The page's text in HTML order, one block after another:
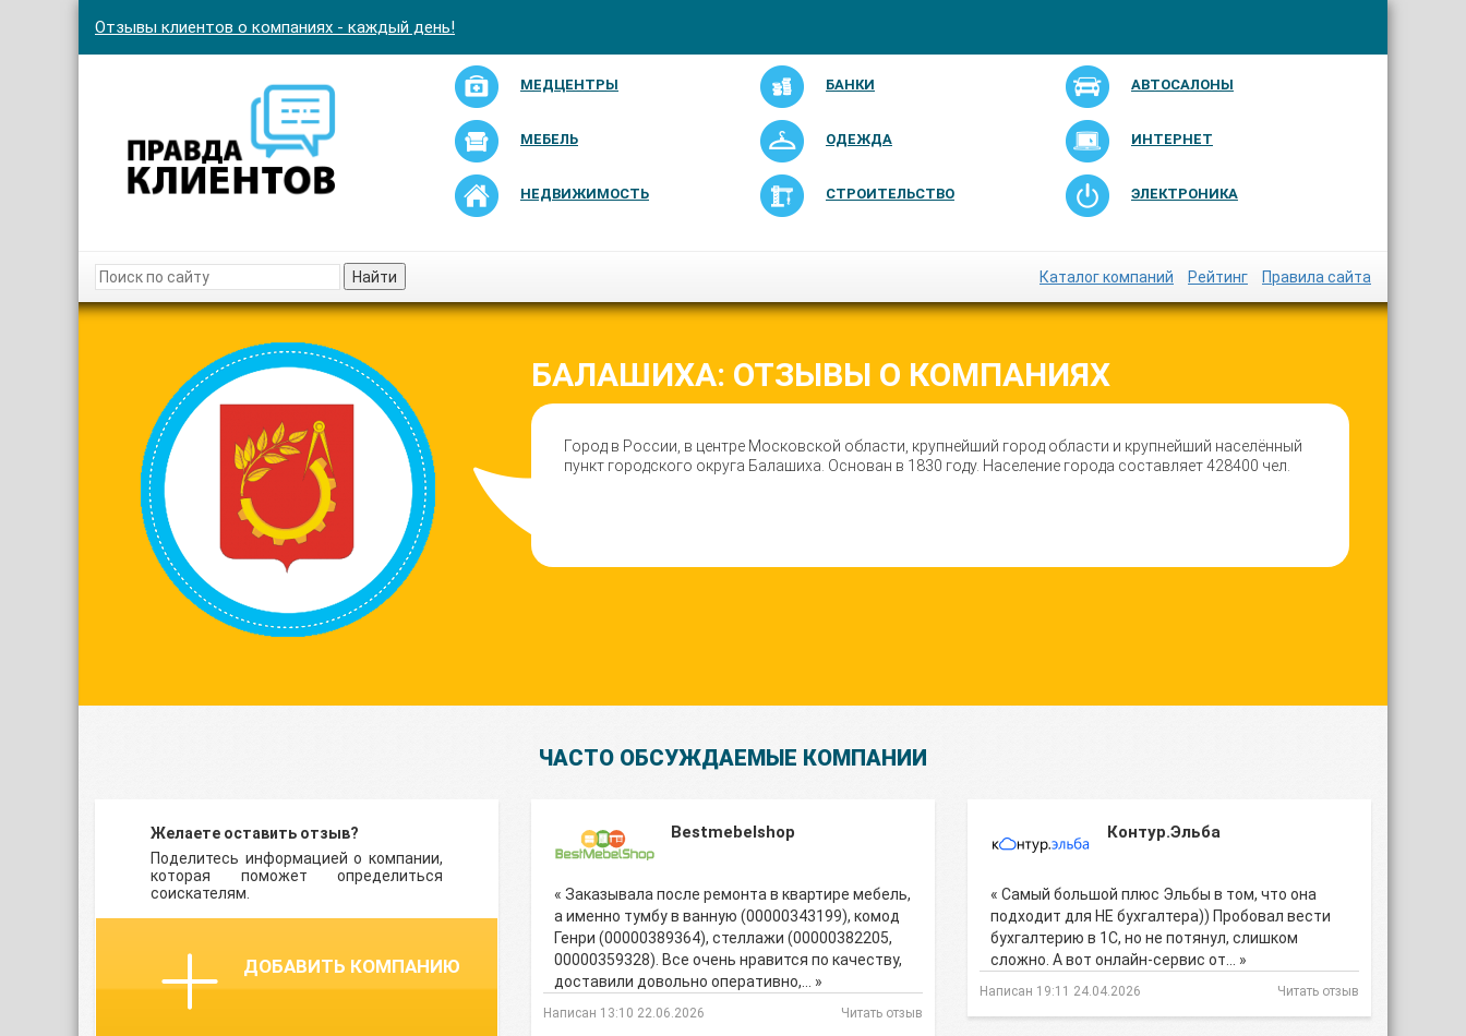
Отзывы клиентов о компаниях - каждый день!
МЕДЦЕНТРЫ БАНКИ АВТОСАЛОНЫ
МЕБЕЛЬ ОДЕЖДА ИНТЕРНЕТ
НЕДВИЖИМОСТЬ СТРОИТЕЛЬСТВО ЭЛЕКТРОНИКА
Найти Каталог компаний Рейтинг Правила сайта
БАЛАШИХА: ОТЗЫВЫ О КОМПАНИЯХ
Город в России, в центре Московской области, крупнейший город области и крупнейший населённый
пункт городского округа Балашиха. Основан в 1830 году. Население города составляет 428400 чел.
ЧАСТО ОБСУЖДАЕМЫЕ КОМПАНИИ
Желаете оставить отзыв?
Поделитесь информацией о компании,
которая поможет определиться
соискателям.
ДОБАВИТЬ КОМПАНИЮ
Bestmebelshop
« Заказывала после ремонта в квартире мебель,
а именно тумбу в ванную (00000343199), комод
Генри (00000389364), стеллажи (00000382205,
00000359328). Все очень нравится по качеству,
доставили довольно оперативно,… »
Написан 13:10 22.06.2026 Читать отзыв
Контур.Эльба
« Самый большой плюс Эльбы в том, что она
подходит для НЕ бухгалтера)) Пробовал вести
бухгалтерию в 1С, но не потянул, слишком
сложно. А вот онлайн-сервис от… »
Написан 19:11 24.04.2026 Читать отзыв